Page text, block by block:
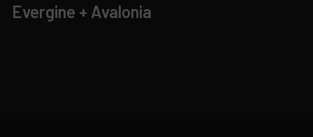
Evergine + Avalonia